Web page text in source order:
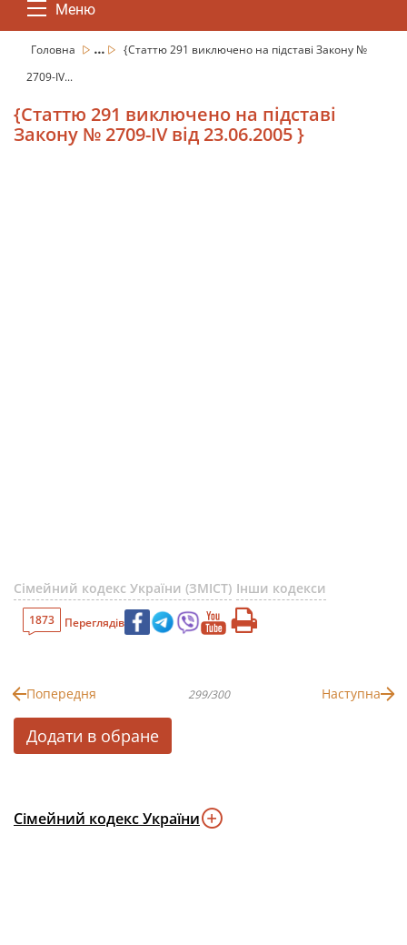
Меню
Головна ...
{Статтю 291 виключено на підставі Закону №
2709-IV...
{Статтю 291 виключено на підставі
Закону № 2709-IV від 23.06.2005 }
Сімейний кодекс України (ЗМІСТ) Інши кодекси
1873 Переглядів
Попередня 299/300 Наступна
Додати в обране
Сімейний кодекс України